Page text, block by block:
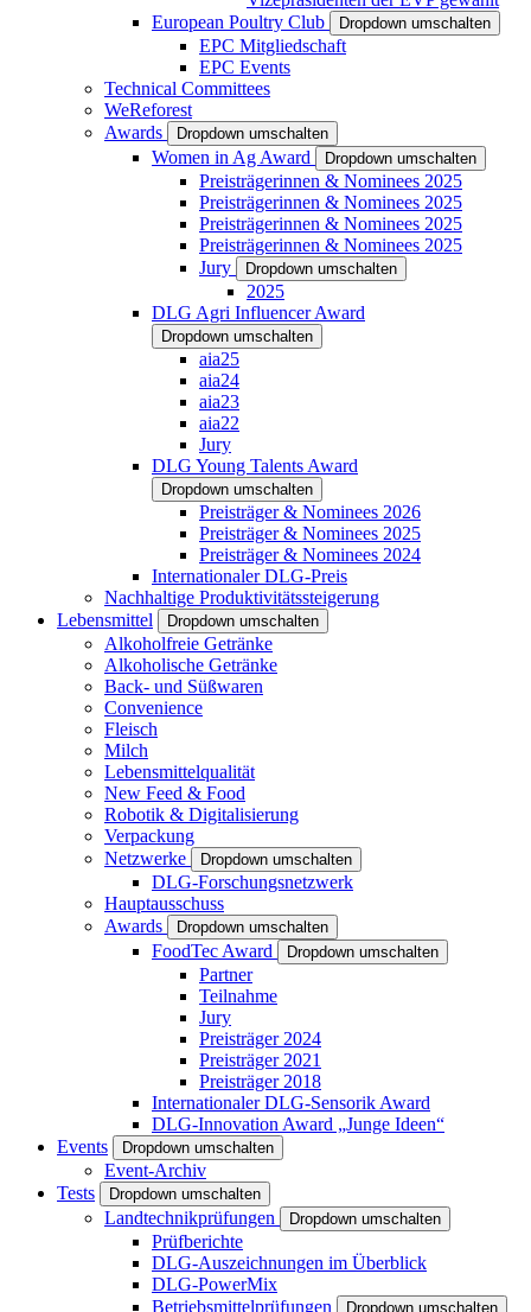
European Poultry Club
Dropdown umschalten
EPC Mitgliedschaft
EPC Events
Technical Committees
WeReforest
Awards
Dropdown umschalten
Women in Ag Award Dropdown umschalten
Preisträgerinnen & Nominees 2025
Preisträgerinnen & Nominees 2025
Preisträgerinnen & Nominees 2025
Preisträgerinnen & Nominees 2025
Jury
Dropdown umschalten
2025
DLG Agri Influencer Award
Dropdown umschalten
aia25
aia24
aia23
aia22
Jury
DLG Young Talents Award
Dropdown umschalten
Preisträger & Nominees 2026
Preisträger & Nominees 2025
Preisträger & Nominees 2024
Internationaler DLG-Preis
Nachhaltige Produktivitätssteigerung
Lebensmittel
Dropdown umschalten
Alkoholfreie Getränke
Alkoholische Getränke
Back- und Süßwaren
Convenience
Fleisch
Milch
Lebensmittelqualität
New Feed & Food
Robotik & Digitalisierung
Verpackung
Netzwerke
Dropdown umschalten
DLG-Forschungsnetzwerk
Hauptausschuss
Awards
Dropdown umschalten
FoodTec Award Dropdown umschalten
Partner
Teilnahme
Jury
Preisträger 2024
Preisträger 2021
Preisträger 2018
Internationaler DLG-Sensorik Award
DLG-Innovation Award „Junge Ideen“
Events
Dropdown umschalten
Event-Archiv
Tests
Dropdown umschalten
Landtechnikprüfungen Dropdown umschalten
Prüfberichte
DLG-Auszeichnungen im Überblick
DLG-PowerMix
Betriebsmittelprüfungen
Dropdown umschalten